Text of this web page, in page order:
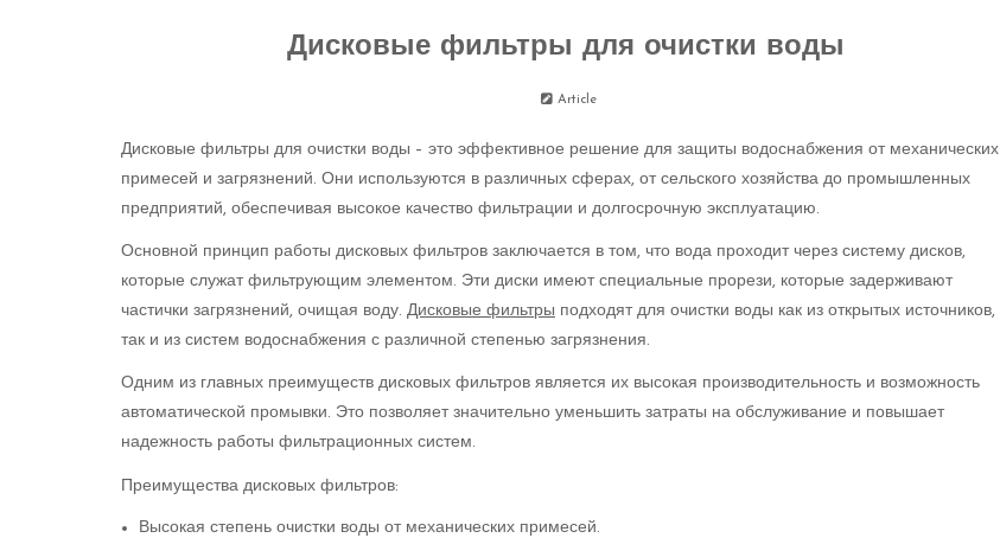
Дисковые фильтры для очистки воды
Article
Дисковые фильтры для очистки воды – это эффективное решение для защиты водоснабжения от механических
примесей и загрязнений. Они используются в различных сферах, от сельского хозяйства до промышленных
предприятий, обеспечивая высокое качество фильтрации и долгосрочную эксплуатацию.
Основной принцип работы дисковых фильтров заключается в том, что вода проходит через систему дисков,
которые служат фильтрующим элементом. Эти диски имеют специальные прорези, которые задерживают
частички загрязнений, очищая воду. Дисковые фильтры подходят для очистки воды как из открытых источников,
так и из систем водоснабжения с различной степенью загрязнения.
Одним из главных преимуществ дисковых фильтров является их высокая производительность и возможность
автоматической промывки. Это позволяет значительно уменьшить затраты на обслуживание и повышает
надежность работы фильтрационных систем.
Преимущества дисковых фильтров:
Высокая степень очистки воды от механических примесей.